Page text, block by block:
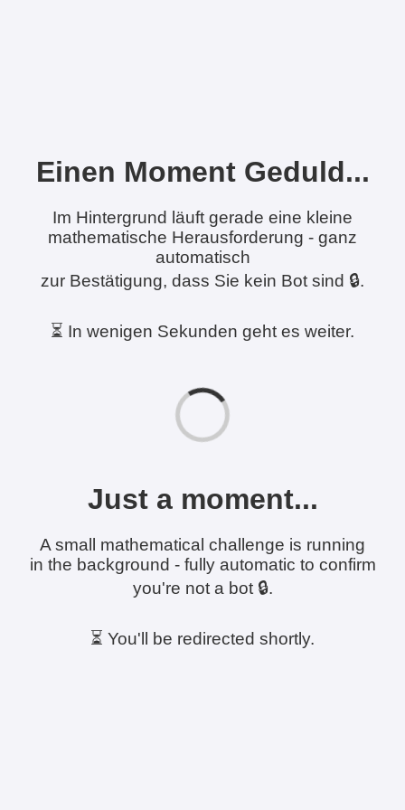
Einen Moment Geduld...
Im Hintergrund läuft gerade eine kleine
mathematische Herausforderung - ganz
automatisch
zur Bestätigung, dass Sie kein Bot sind 🔒.
⏳ In wenigen Sekunden geht es weiter.
Just a moment...
A small mathematical challenge is running
in the background - fully automatic to confirm
you're not a bot 🔒.
⏳ You'll be redirected shortly.